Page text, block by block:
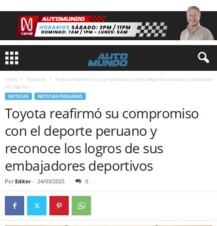
Inicio Noticias
Toyota reafirmó su compromiso con el deporte peruano y reconoce
los logros...
NOTICIAS NOTICIAS PERUANAS
Toyota reafirmó su compromiso
con el deporte peruano y
reconoce los logros de sus
embajadores deportivos
Por Editor - 24/03/2025 0